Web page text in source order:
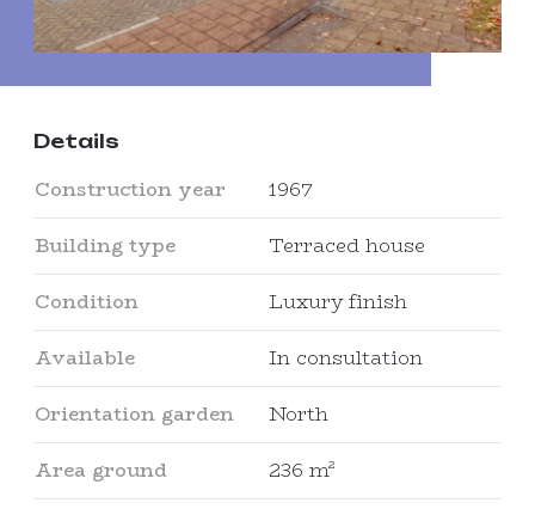
Details
Construction year
1967
Building type
Terraced house
Condition
Luxury finish
Available
In consultation
Orientation garden
North
Area ground
236 m²